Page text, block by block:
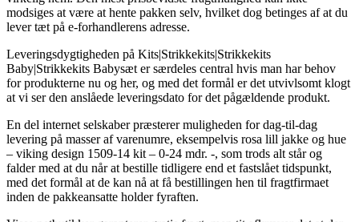
modsiges at være at hente pakken selv, hvilket dog betinges af at du
lever tæt på e-forhandlerens adresse.
Leveringsdygtigheden på Kits|Strikkekits|Strikkekits
Baby|Strikkekits Babysæt er særdeles central hvis man har behov
for produkterne nu og her, og med det formål er det utvivlsomt klogt
at vi ser den anslåede leveringsdato for det pågældende produkt.
En del internet selskaber præsterer muligheden for dag-til-dag
levering på masser af varenumre, eksempelvis rosa lill jakke og hue
– viking design 1509-14 kit – 0-24 mdr. -, som trods alt står og
falder med at du når at bestille tidligere end et fastslået tidspunkt,
med det formål at de kan nå at få bestillingen hen til fragtfirmaet
inden de pakkeansatte holder fyraften.